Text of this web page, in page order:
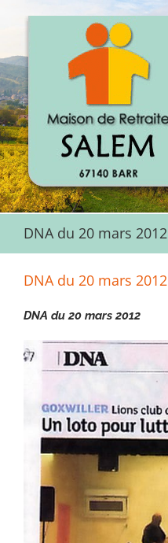
DNA du 20 mars 2012
DNA du 20 mars 2012
DNA du 20 mars 2012